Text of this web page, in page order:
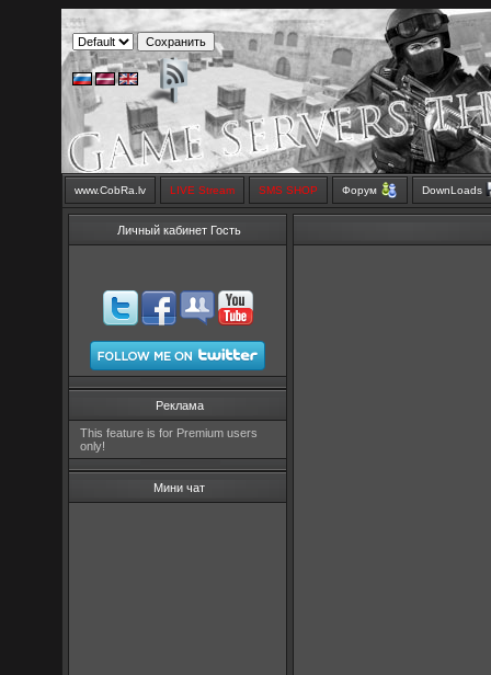
www.CobRa.lv LIVE Stream SMS SHOP Форум DownLoads
Личный кабинет Гость
Реклама
This feature is for Premium users
only!
Мини чат